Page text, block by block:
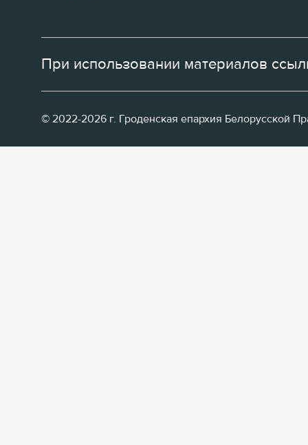
При использовании материалов
© 2022-2026 г. Гроденская епархия Белорусской